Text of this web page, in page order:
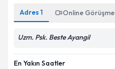
Adres 1 Online Görüşme
Uzm. Psk. Beste Ayangil
En Yakın Saatler